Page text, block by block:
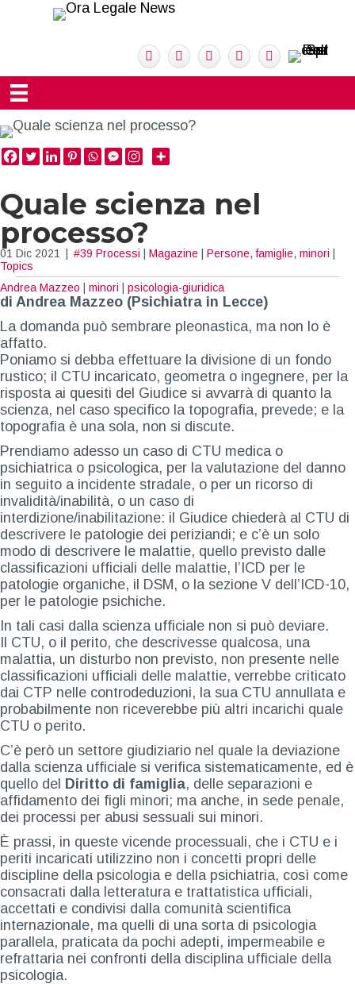
Quale scienza nel
processo?
01 Dic 2021 #39 Processi Magazine Persone, famiglie, minori
Topics
Andrea Mazzeo
minori psicologia-giuridica
di Andrea Mazzeo (Psichiatra in Lecce)
La domanda può sembrare pleonastica, ma non lo è
affatto.
Poniamo si debba effettuare la divisione di un fondo
rustico; il CTU incaricato, geometra o ingegnere, per la
risposta ai quesiti del Giudice si avvarrà di quanto la
scienza, nel caso specifico la topografia, prevede; e la
topografia è una sola, non si discute.
Prendiamo adesso un caso di CTU medica o
psichiatrica o psicologica, per la valutazione del danno
in seguito a incidente stradale, o per un ricorso di
invalidità/inabilità, o un caso di
interdizione/inabilitazione: il Giudice chiederà al CTU di
descrivere le patologie dei periziandi; e c’è un solo
modo di descrivere le malattie, quello previsto dalle
classificazioni ufficiali delle malattie, l’ICD per le
patologie organiche, il DSM, o la sezione V dell’ICD-10,
per le patologie psichiche.
In tali casi dalla scienza ufficiale non si può deviare.
Il CTU, o il perito, che descrivesse qualcosa, una
malattia, un disturbo non previsto, non presente nelle
classificazioni ufficiali delle malattie, verrebbe criticato
dai CTP nelle controdeduzioni, la sua CTU annullata e
probabilmente non riceverebbe più altri incarichi quale
CTU o perito.
C’è però un settore giudiziario nel quale la deviazione
dalla scienza ufficiale si verifica sistematicamente, ed è
quello del Diritto di famiglia, delle separazioni e
affidamento dei figli minori; ma anche, in sede penale,
dei processi per abusi sessuali sui minori.
È prassi, in queste vicende processuali, che i CTU e i
periti incaricati utilizzino non i concetti propri delle
discipline della psicologia e della psichiatria, così come
consacrati dalla letteratura e trattatistica ufficiali,
accettati e condivisi dalla comunità scientifica
internazionale, ma quelli di una sorta di psicologia
parallela, praticata da pochi adepti, impermeabile e
refrattaria nei confronti della disciplina ufficiale della
psicologia.